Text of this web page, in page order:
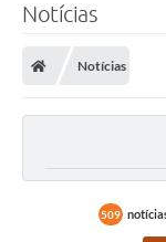
Notícias
Notícias
509